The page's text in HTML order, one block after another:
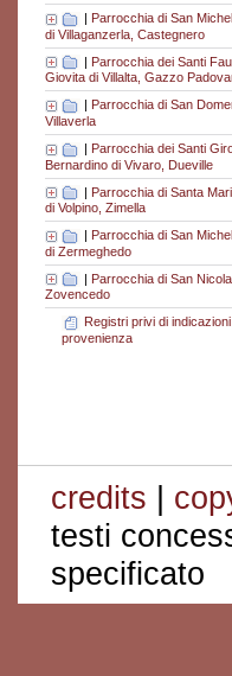
Parrocchia di San
di Villaganzerla, Castegnero
| Parrocchia dei Santi
Giovita di Villalta, Gazzo
Parrocchia di San
Villaverla
| Parrocchia dei Santi
Bernardino di Vivaro, Dueville
| Parrocchia di Santa
di Volpino, Zimella
| Parrocchia di San
di Zermeghedo
| Parrocchia di San
Zovencedo
Registri privi di
provenienza
credits |
testi
specificato